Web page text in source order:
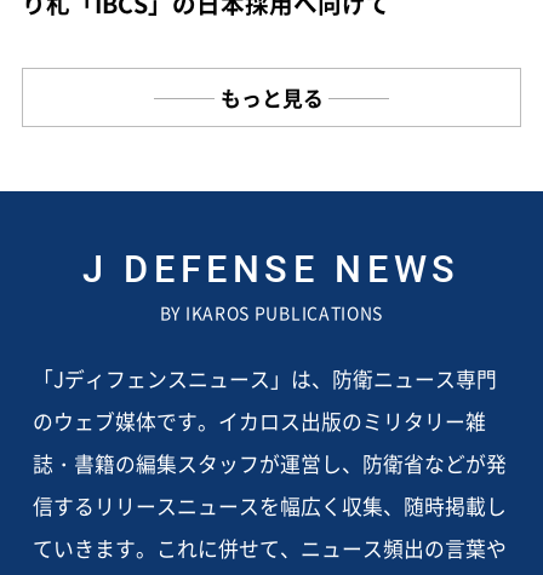
もっと見る
J DEFENSE NEWS
BY IKAROS PUBLICATIONS
「Jディフェンスニュース」は、防衛ニュース専門
のウェブ媒体です。イカロス出版のミリタリー雑
誌・書籍の編集スタッフが運営し、防衛省などが発
信するリリースニュースを幅広く収集、随時掲載し
ていきます。これに併せて、ニュース頻出の言葉や